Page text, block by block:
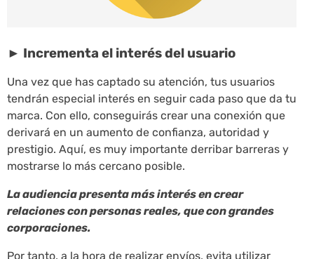
► Incrementa el interés del usuario
Una vez que has captado su atención, tus usuarios
tendrán especial interés en seguir cada paso que da tu
marca. Con ello, conseguirás crear una conexión que
derivará en un aumento de confianza, autoridad y
prestigio. Aquí, es muy importante derribar barreras y
mostrarse lo más cercano posible.
La audiencia presenta más interés en crear
relaciones con personas reales, que con grandes
corporaciones.
Por tanto, a la hora de realizar envíos, evita utilizar